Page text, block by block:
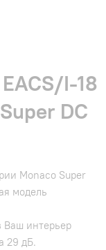
I-18
DC
Monaco Super
модель
Ваш интерьер
29 дБ.